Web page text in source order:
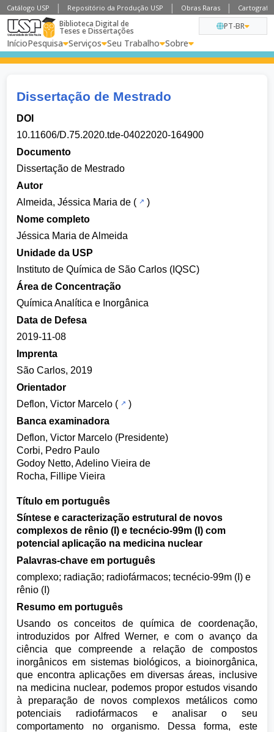
Catálogo USP Repositório da Produção USP Obras Raras
Biblioteca Digital de
Teses e Dissertações
InícioPesquisa Serviços Seu Trabalho Sobre
PT-BR
Dissertação de Mestrado
DOI
10.11606/D.75.2020.tde-04022020-164900
Documento
Dissertação de Mestrado
Autor
Almeida, Jéssica Maria de (
)
Nome completo
Jéssica Maria de Almeida
Unidade da USP
Instituto de Química de São Carlos (IQSC)
Área de Concentração
Química Analítica e Inorgânica
Data de Defesa
2019-11-08
Imprenta
São Carlos, 2019
Orientador
Deflon, Victor Marcelo (
)
Banca examinadora
Deflon, Victor Marcelo (Presidente)
Corbi, Pedro Paulo
Godoy Netto, Adelino Vieira de
Rocha, Fillipe Vieira
Título em português
Síntese e caracterização estrutural de novos
complexos de rênio (I) e tecnécio-99m (I) com
potencial aplicação na medicina nuclear
Palavras-chave em português
complexo; radiação; radiofármacos; tecnécio-99m (I) e
rênio (I)
Resumo em português
Usando os conceitos de química de coordenação,
introduzidos por Alfred Werner, e com o avanço da
ciência que compreende a relação de compostos
inorgânicos em sistemas biológicos, a bioinorgânica,
que encontra aplicações em diversas áreas, inclusive
na medicina nuclear, podemos propor estudos visando
à preparação de novos complexos metálicos como
potenciais radiofármacos e analisar o seu
comportamento no organismo. Dessa forma, este